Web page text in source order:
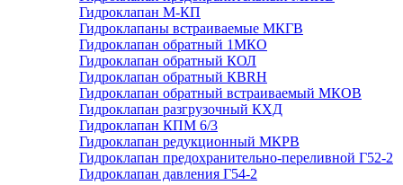
Гидроклапан М-КП
Гидроклапаны встраиваемые МКГВ
Гидроклапан обратный 1МКО
Гидроклапан обратный КОЛ
Гидроклапан обратный КВRН
Гидроклапан обратный встраиваемый МКОВ
Гидроклапан разгрузочный КХД
Гидроклапан КПМ 6/3
Гидроклапан редукционный МКРВ
Гидроклапан предохранительно-переливной Г52-2
Гидроклапан давления Г54-2